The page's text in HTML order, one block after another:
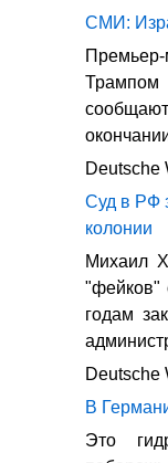
СМИ:
Deutsche
Суд в РФ
колонии
Михаил
"фейков"
годам
Deutsche
В
Это